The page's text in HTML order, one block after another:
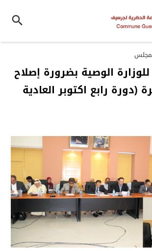
الوصية بضرورة إصلاح
(دورة رابع اكتوبر العادية